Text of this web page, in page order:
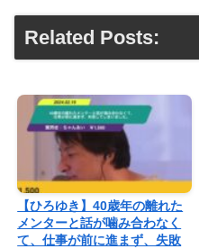
Related Posts:
【ひろゆき】40歳年の離れた
メンターと話が噛み合わなく
て、仕事が前に進まず、失敗